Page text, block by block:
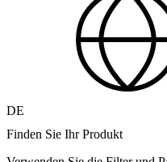
DE
Finden Sie Ihr Produkt